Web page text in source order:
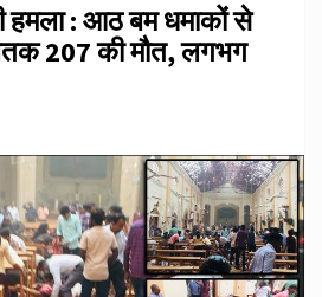
: आठ बम धमाकों से
207 की मौत, लगभग